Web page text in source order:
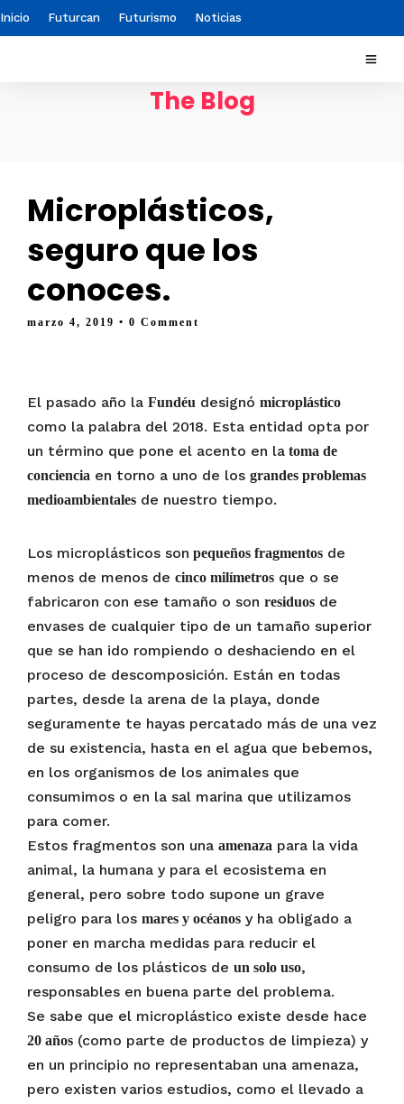
Inicio Futurcan Futurismo Noticias
The Blog
Microplásticos,
seguro que los
conoces.
marzo 4, 2019 • 0 Comment
El pasado año la Fundéu designó microplástico
como la palabra del 2018. Esta entidad opta por
un término que pone el acento en la toma de
conciencia en torno a uno de los grandes problemas
medioambientales de nuestro tiempo.
Los microplásticos son pequeños fragmentos de
menos de menos de cinco milímetros que o se
fabricaron con ese tamaño o son residuos de
envases de cualquier tipo de un tamaño superior
que se han ido rompiendo o deshaciendo en el
proceso de descomposición. Están en todas
partes, desde la arena de la playa, donde
seguramente te hayas percatado más de una vez
de su existencia, hasta en el agua que bebemos,
en los organismos de los animales que
consumimos o en la sal marina que utilizamos
para comer.
Estos fragmentos son una amenaza para la vida
animal, la humana y para el ecosistema en
general, pero sobre todo supone un grave
peligro para los mares y océanos y ha obligado a
poner en marcha medidas para reducir el
consumo de los plásticos de un solo uso,
responsables en buena parte del problema.
Se sabe que el microplástico existe desde hace
20 años (como parte de productos de limpieza) y
en un principio no representaban una amenaza,
pero existen varios estudios, como el llevado a